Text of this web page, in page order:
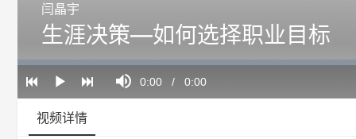
Play
Current
0:00 / Duration
0:00
Loaded:
0%
Progress:
0%
闫晶宇
生涯决策—如何选择职业目标
视频详情